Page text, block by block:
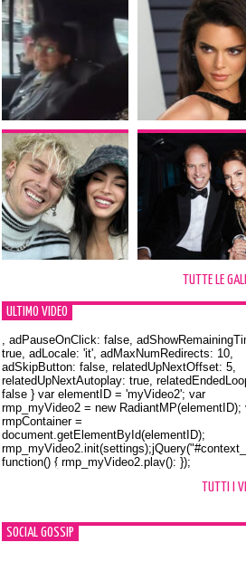
TUTTE LE
ULTIMO VIDEO
Orlando Bloom e la t-shirt dedicata a Flynn
, adPauseOnClick: false,
true, adLocale: 'it', adMaxNumRedirects: 10,
adSkipButton: false, relatedUpNextOffset: 5,
relatedUpNextAutoplay: true,
false } var elementID = 'myVideo2'; var
rmp_myVideo2 = new RadiantMP(elementID);
rmpContainer =
document.getElementById(elementID);
function() { rmp_myVideo2.play(); });
TUTTI I
SOCIAL GOSSIP